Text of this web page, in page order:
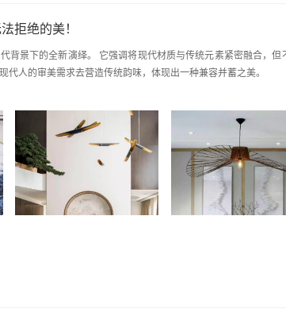
拒绝的美！
背景下的全新演绎。 它强调将现代材质与传统元素紧密融合，但
代人的审美需求去营造传统韵味，体现出一种兼容并蓄之美。